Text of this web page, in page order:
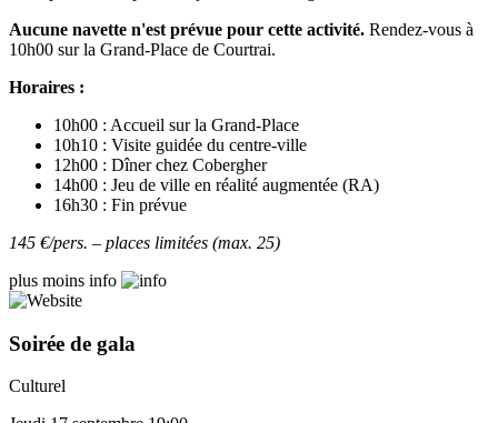
Aucune navette n'est prévue pour cette activité. Rendez-vous à
10h00 sur la Grand-Place de Courtrai.
Horaires :
10h00 : Accueil sur la Grand-Place
10h10 : Visite guidée du centre-ville
12h00 : Dîner chez Cobergher
14h00 : Jeu de ville en réalité augmentée (RA)
16h30 : Fin prévue
145 €/pers. – places limitées (max. 25)
plus moins info
Soirée de gala
Culturel